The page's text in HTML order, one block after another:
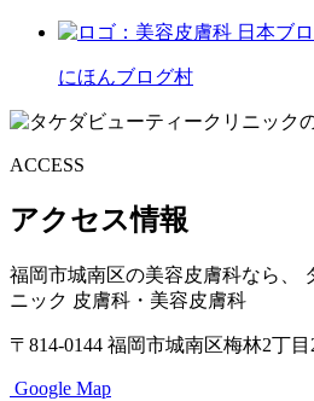
にほんブログ村
ACCESS
アクセス情報
福岡市城南区の美容皮膚科なら、
ニック 皮膚科・美容皮膚科
〒814-0144 福岡市城南区梅林2丁目
Google Map